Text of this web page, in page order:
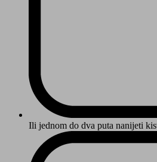
Ili jednom do dva puta nanijeti